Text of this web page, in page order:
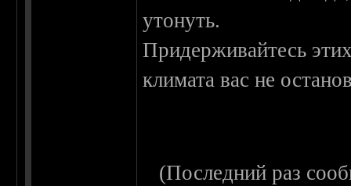
утонуть.
Придерживайтесь
климата вас не
(Последний раз